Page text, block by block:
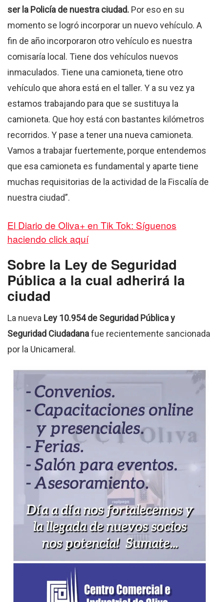
ser la Policía de nuestra ciudad. Por eso en su
momento se logró incorporar un nuevo vehículo. A
fin de año incorporaron otro vehículo es nuestra
comisaría local. Tiene dos vehículos nuevos
inmaculados. Tiene una camioneta, tiene otro
vehículo que ahora está en el taller. Y a su vez ya
estamos trabajando para que se sustituya la
camioneta. Que hoy está con bastantes kilómetros
recorridos. Y pase a tener una nueva camioneta.
Vamos a trabajar fuertemente, porque entendemos
que esa camioneta es fundamental y aparte tiene
muchas requisitorias de la actividad de la Fiscalía de
nuestra ciudad”.
El Diario de Oliva+ en Tik Tok: Síguenos
haciendo click aquí
Sobre la Ley de Seguridad
Pública a la cual adherirá la
ciudad
La nueva Ley 10.954 de Seguridad Pública y
Seguridad Ciudadanafue recientemente sancionada
por la Unicameral.